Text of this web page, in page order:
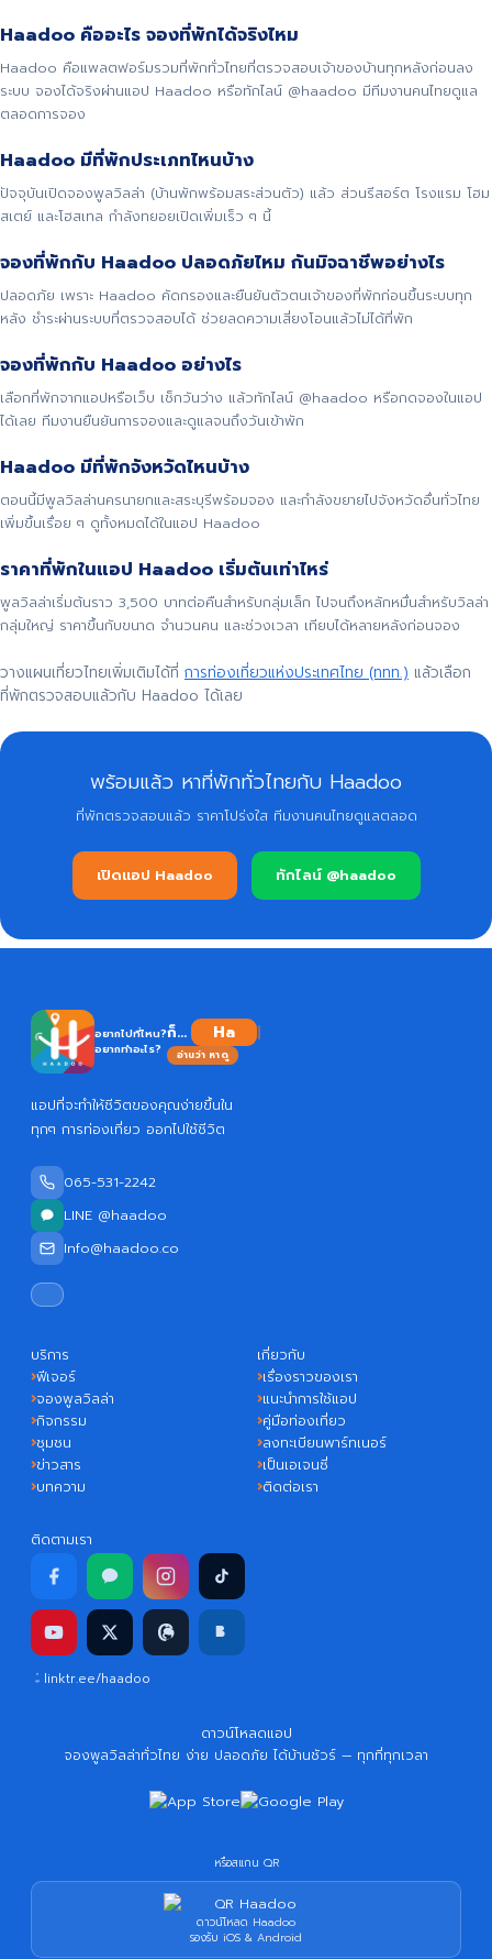
Haadoo คืออะไร จองที่พักได้จริงไหม
Haadoo คือแพลตฟอร์มรวมที่พักทั่วไทยที่ตรวจสอบเจ้าของบ้านทุกหลังก่อนลง
ระบบ จองได้จริงผ่านแอป Haadoo หรือทักไลน์ @haadoo มีทีมงานคนไทยดูแล
ตลอดการจอง
Haadoo มีที่พักประเภทไหนบ้าง
ปัจจุบันเปิดจองพูลวิลล่า (บ้านพักพร้อมสระส่วนตัว) แล้ว ส่วนรีสอร์ต โรงแรม โฮม
สเตย์ และโฮสเทล กำลังทยอยเปิดเพิ่มเร็ว ๆ นี้
จองที่พักกับ Haadoo ปลอดภัยไหม กันมิจฉาชีพอย่างไร
ปลอดภัย เพราะ Haadoo คัดกรองและยืนยันตัวตนเจ้าของที่พักก่อนขึ้นระบบทุก
หลัง ชำระผ่านระบบที่ตรวจสอบได้ ช่วยลดความเสี่ยงโอนแล้วไม่ได้ที่พัก
จองที่พักกับ Haadoo อย่างไร
เลือกที่พักจากแอปหรือเว็บ เช็กวันว่าง แล้วทักไลน์ @haadoo หรือกดจองในแอป
ได้เลย ทีมงานยืนยันการจองและดูแลจนถึงวันเข้าพัก
Haadoo มีที่พักจังหวัดไหนบ้าง
ตอนนี้มีพูลวิลล่านครนายกและสระบุรีพร้อมจอง และกำลังขยายไปจังหวัดอื่นทั่วไทย
เพิ่มขึ้นเรื่อย ๆ ดูทั้งหมดได้ในแอป Haadoo
ราคาที่พักในแอป Haadoo เริ่มต้นเท่าไหร่
พูลวิลล่าเริ่มต้นราว 3,500 บาทต่อคืนสำหรับกลุ่มเล็ก ไปจนถึงหลักหมื่นสำหรับวิลล่า
กลุ่มใหญ่ ราคาขึ้นกับขนาด จำนวนคน และช่วงเวลา เทียบได้หลายหลังก่อนจอง
วางแผนเที่ยวไทยเพิ่มเติมได้ที่ การท่องเที่ยวแห่งประเทศไทย (ททท.) แล้วเลือก
ที่พักตรวจสอบแล้วกับ Haadoo ได้เลย
พร้อมแล้ว หาที่พักทั่วไทยกับ Haadoo
ที่พักตรวจสอบแล้ว ราคาโปร่งใส ทีมงานคนไทยดูแลตลอด
เปิดแอป Haadoo ทักไลน์ @haadoo
อยากไปที่ไหน?
อยากทำอะไร?
ก็...
อ่านว่า หาดู
แอปที่จะทำให้ชีวิตของคุณง่ายขึ้นใน
ทุกๆ การท่องเที่ยว ออกไปใช้ชีวิต
065-531-2242
LINE @haadoo
Info@haadoo.co
บริการ
ฟีเจอร์
จองพูลวิลล่า
กิจกรรม
ชุมชน
ข่าวสาร
บทความ
เกี่ยวกับ
เรื่องราวของเรา
แนะนำการใช้แอป
คู่มือท่องเที่ยว
ลงทะเบียนพาร์ทเนอร์
เป็นเอเจนซี่
ติดต่อเรา
ติดตามเรา
linktr.ee/haadoo
ดาวน์โหลดแอป
จองพูลวิลล่าทั่วไทย ง่าย ปลอดภัย ได้บ้านชัวร์ — ทุกที่ทุกเวลา
หรือสแกน QR
ดาวน์โหลด Haadoo
รองรับ iOS & Android